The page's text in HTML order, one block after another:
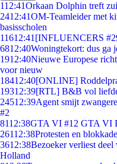
112:41Orkaan Dolphin treft
2412:41OM-Teamleider met
basisscholen
11612:41 [INFLUENCERS
6812:40Woningtekort: dus ga
1912:40Nieuwe Europese
voor nieuw
18412:40[ONLINE]
19312:39[RTL] B&B vol
24512:39Agent smijt
#2
8112:38GTA VI #12 GTA VI
26112:38Protesten en
3612:38Bezoeker verliest
Holland